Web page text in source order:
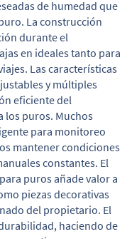
de humedad que
La construcción
durante el
en ideales tanto para
Las características
y múltiples
eficiente del
los puros. Muchos
para monitoreo
mantener condiciones
constantes. El
puros añade valor a
piezas decorativas
del propietario. El
haciendo de